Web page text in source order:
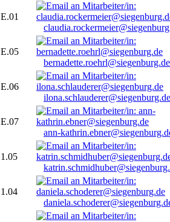
E.01
E.05
bernadette.roehrl@siegenburg.de
E.06
ilona.schlauderer@siegenburg.de
E.07
ann-
1.05
1.04